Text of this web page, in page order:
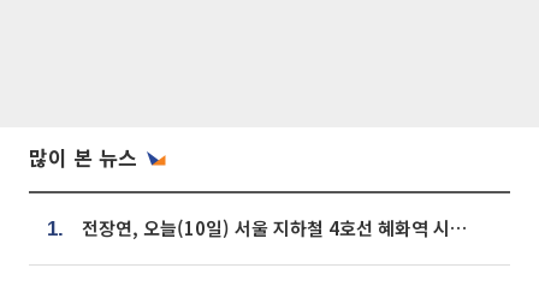
많이 본 뉴스
1. 전장연, 오늘(10일) 서울 지하철 4호선 혜화역 시위…1호선 용산역 무정차